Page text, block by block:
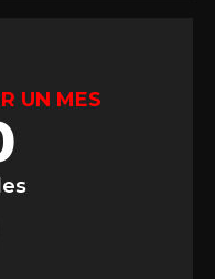
UN MES